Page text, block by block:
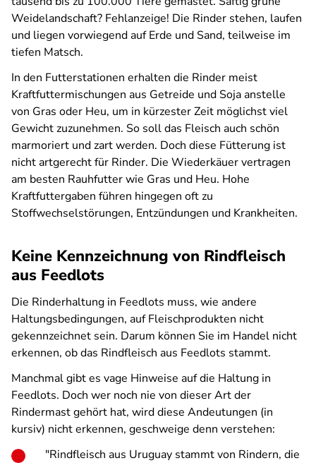
Weidelandschaft? Fehlanzeige! Die Rinder stehen, laufen
und liegen vorwiegend auf Erde und Sand, teilweise im
tiefen Matsch.
In den Futterstationen erhalten die Rinder meist
Kraftfuttermischungen aus Getreide und Soja anstelle
von Gras oder Heu, um in kürzester Zeit möglichst viel
Gewicht zuzunehmen. So soll das Fleisch auch schön
marmoriert und zart werden. Doch diese Fütterung ist
nicht artgerecht für Rinder. Die Wiederkäuer vertragen
am besten Rauhfutter wie Gras und Heu. Hohe
Kraftfuttergaben führen hingegen oft zu
Stoffwechselstörungen, Entzündungen und Krankheiten.
Keine Kennzeichnung von Rindfleisch
aus Feedlots
Die Rinderhaltung in Feedlots muss, wie andere
Haltungsbedingungen, auf Fleischprodukten nicht
gekennzeichnet sein. Darum können Sie im Handel nicht
erkennen, ob das Rindfleisch aus Feedlots stammt.
Manchmal gibt es vage Hinweise auf die Haltung in
Feedlots. Doch wer noch nie von dieser Art der
Rindermast gehört hat, wird diese Andeutungen (in
kursiv) nicht erkennen, geschweige denn verstehen:
"Rindfleisch aus Uruguay stammt von Rindern, die